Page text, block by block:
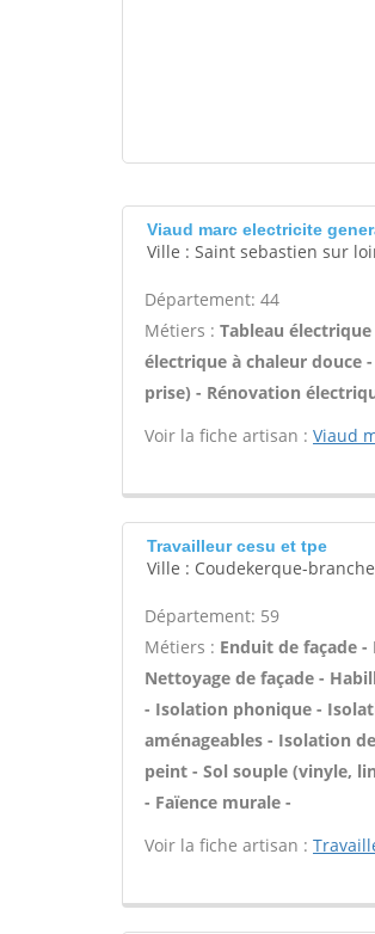
Viaud marc electricite
Ville : Saint sebastien sur
Département: 44
Métiers : Tableau
électrique à chaleur douce
prise) - Rénovation
Voir la fiche artisan : Viaud
Travailleur cesu et tpe
Ville : Coudekerque-branche
Département: 59
Métiers : Enduit de façade
Nettoyage de façade -
- Isolation phonique -
aménageables - Isolation
peint - Sol souple (vinyle,
- Faïence murale -
Voir la fiche artisan :